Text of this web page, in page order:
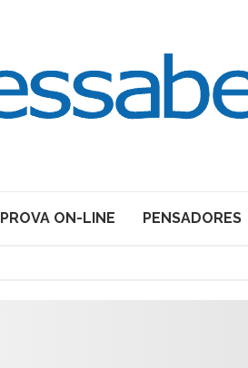
PROVA ON-LINE PENSADORES